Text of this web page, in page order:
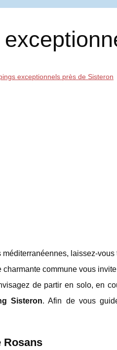
exceptionnels près de Sisteron
laissez-
commune vous
de partir en solo, en
Sisteron. Afin de vous
Rosans